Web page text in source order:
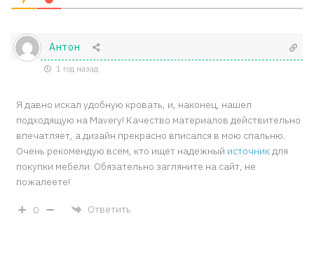
Антон
1 год назад
Я давно искал удобную кровать, и, наконец, нашел
подходящую на Mavery! Качество материалов действительно
впечатляет, а дизайн прекрасно вписался в мою спальню.
Очень рекомендую всем, кто ищет надежный источник для
покупки мебели. Обязательно загляните на сайт, не
пожалеете!
0 Ответить